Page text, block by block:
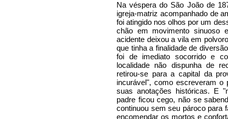
Na véspera do São João de
igreja-matriz acompanhado de
foi atingido nos olhos por um
chão em movimento sinuoso
acidente deixou a vila em
que tinha a finalidade de
foi de imediato socorrido e
localidade não dispunha de
retirou-se para a capital da
incurável", como escreveram o
suas anotações históricas. E
padre ficou cego, não se
continuou sem seu pároco para
encomendar os mortos e